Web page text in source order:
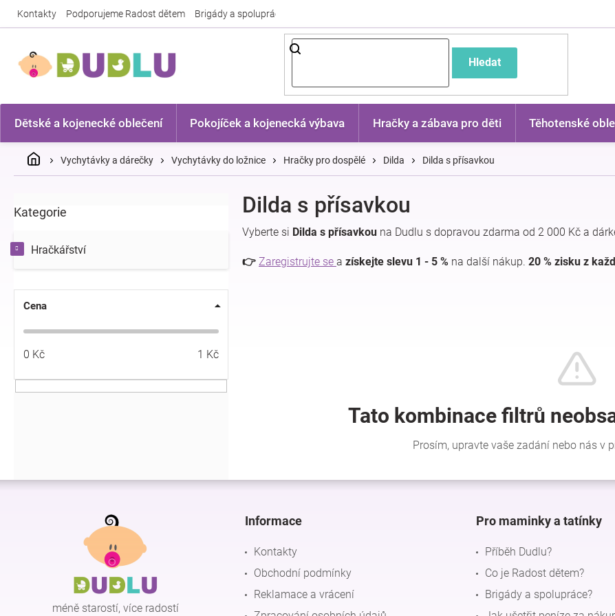
Kontakty Podporujeme Radost dětem Brigády a spolupráce
Hledat
Dětské a kojenecké oblečení Pokojíček a kojenecká výbava Hračky a zábava pro děti Těhotenské
DomůVychytávky a dárečky Vychytávky do ložnice Hračky pro dospělé Dilda Dilda s přísavkou
o
t
r
n
e
l
Přeskočit
Kategorie
Hračkářství
Cena
0 Kč 1 Kč
Dilda s přísavkou
Vyberte si Dilda s přísavkou na Dudlu s dopravou zdarma od 2 000 Kč a
👉 Zaregistrujte se a získejte slevu 1 - 5 % na další nákup. 20 % zisku z
Z
méně starostí, více radostí
Informace
Kontakty
Obchodní podmínky
Reklamace a vrácení
Pro maminky a tatínky
Příběh Dudlu?
Co je Radost dětem?
Brigády a spolupráce?